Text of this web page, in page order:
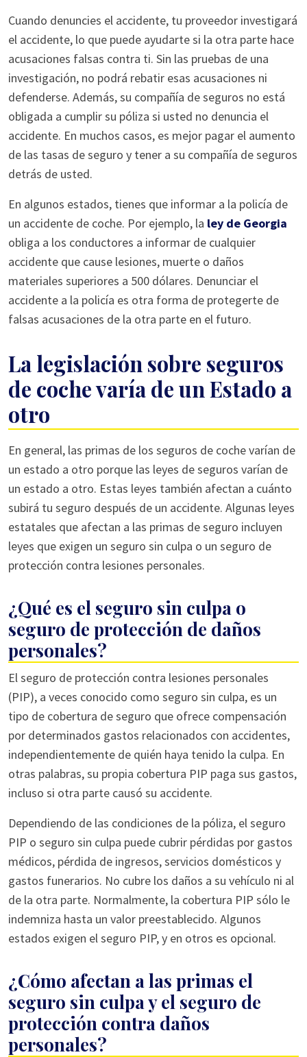
Cuando denuncies el accidente, tu proveedor investigará
el accidente, lo que puede ayudarte si la otra parte hace
acusaciones falsas contra ti. Sin las pruebas de una
investigación, no podrá rebatir esas acusaciones ni
defenderse. Además, su compañía de seguros no está
obligada a cumplir su póliza si usted no denuncia el
accidente. En muchos casos, es mejor pagar el aumento
de las tasas de seguro y tener a su compañía de seguros
detrás de usted.
En algunos estados, tienes que informar a la policía de
un accidente de coche. Por ejemplo, la ley de Georgia
obliga a los conductores a informar de cualquier
accidente que cause lesiones, muerte o daños
materiales superiores a 500 dólares. Denunciar el
accidente a la policía es otra forma de protegerte de
falsas acusaciones de la otra parte en el futuro.
La legislación sobre seguros
de coche varía de un Estado a
otro
En general, las primas de los seguros de coche varían de
un estado a otro porque las leyes de seguros varían de
un estado a otro. Estas leyes también afectan a cuánto
subirá tu seguro después de un accidente. Algunas leyes
estatales que afectan a las primas de seguro incluyen
leyes que exigen un seguro sin culpa o un seguro de
protección contra lesiones personales.
¿Qué es el seguro sin culpa o
seguro de protección de daños
personales?
El seguro de protección contra lesiones personales
(PIP), a veces conocido como seguro sin culpa, es un
tipo de cobertura de seguro que ofrece compensación
por determinados gastos relacionados con accidentes,
independientemente de quién haya tenido la culpa. En
otras palabras, su propia cobertura PIP paga sus gastos,
incluso si otra parte causó su accidente.
Dependiendo de las condiciones de la póliza, el seguro
PIP o seguro sin culpa puede cubrir pérdidas por gastos
médicos, pérdida de ingresos, servicios domésticos y
gastos funerarios. No cubre los daños a su vehículo ni al
de la otra parte. Normalmente, la cobertura PIP sólo le
indemniza hasta un valor preestablecido. Algunos
estados exigen el seguro PIP, y en otros es opcional.
¿Cómo afectan a las primas el
seguro sin culpa y el seguro de
protección contra daños
personales?